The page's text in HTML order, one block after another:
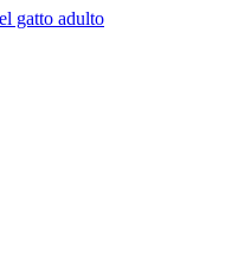
gatto adulto